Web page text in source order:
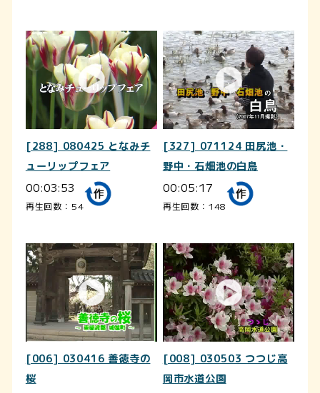
[288] 080425 となみチ
ューリップフェア
00:03:53
再生回数：54
[327] 071124 田尻池・
野中・石畑池の白鳥
00:05:17
再生回数：148
[006] 030416 善徳寺の
桜
[008] 030503 つつじ高
岡市水道公園